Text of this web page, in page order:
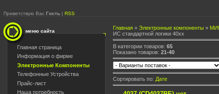
Приветствую Вас Гость | RSS
меню сайта
Главная страница
Информация о фирме
Электронные Компоненты
Телефонные Устройства
Прайс-лист
Наша потребность
Главная » Электронные компоненты »
ИС стандартной логики 40xx
В категории товаров: 65
Показано товаров: 21-40
Сортировать по: Дате